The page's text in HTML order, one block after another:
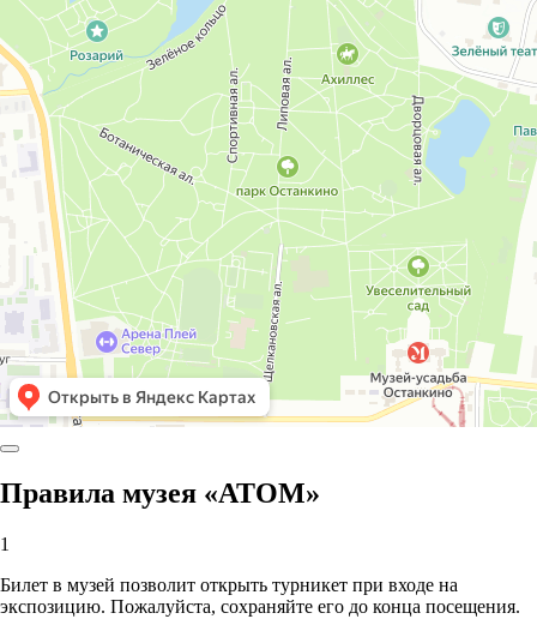
Правила музея «АТОМ»
1
Билет в музей позволит открыть турникет при входе на
экспозицию. Пожалуйста, сохраняйте его до конца посещения.